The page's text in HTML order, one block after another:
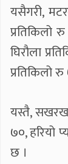
यसैगरी,
प्रतिकिलो
घिरौला
प्रतिकिलो
यस्तै,
७०, हरियो
छ ।